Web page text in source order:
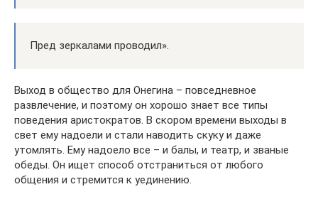
Пред зеркалами проводил».
Выход в общество для Онегина – повседневное
развлечение, и поэтому он хорошо знает все типы
поведения аристократов. В скором времени выходы в
свет ему надоели и стали наводить скуку и даже
утомлять. Ему надоело все – и балы, и театр, и званые
обеды. Он ищет способ отстраниться от любого
общения и стремится к уединению.